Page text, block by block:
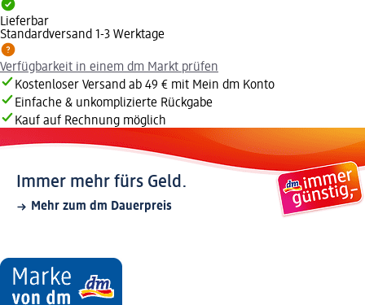
Lieferbar
Standardversand 1-3 Werktage
Verfügbarkeit in einem dm Markt prüfen
Kostenloser Versand ab 49 € mit Mein dm Konto
Einfache & unkomplizierte Rückgabe
Kauf auf Rechnung möglich
Immer mehr fürs Geld.
Mehr zum dm Dauerpreis